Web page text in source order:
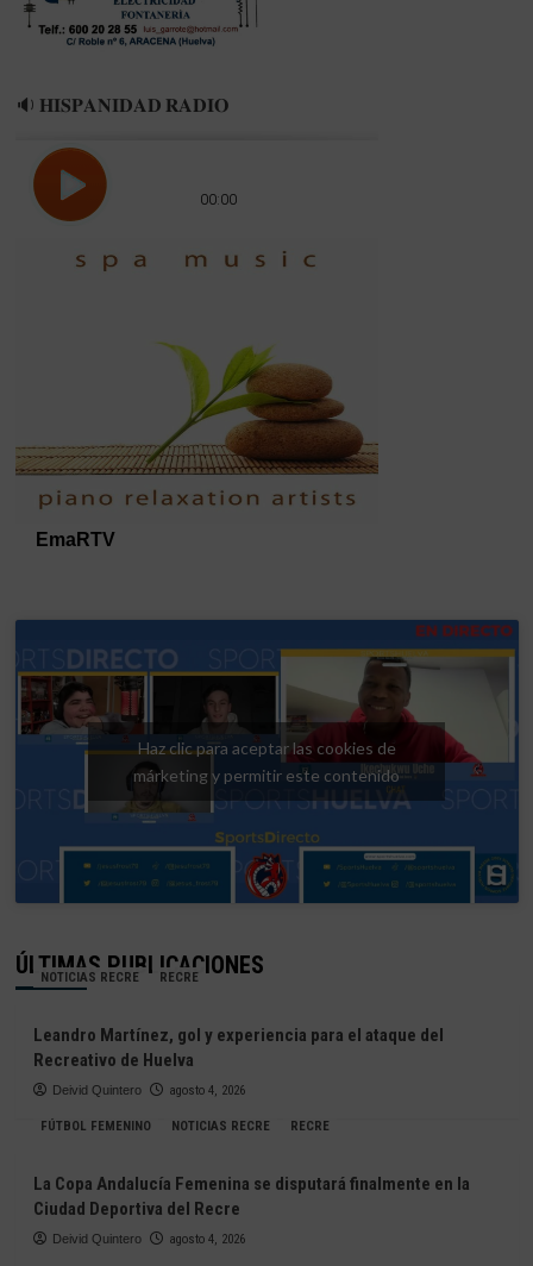
🔉 𝐇𝐈𝐒𝐏𝐀𝐍𝐈𝐃𝐀𝐃 𝐑𝐀𝐃𝐈𝐎
Haz clic para aceptar las cookies de
márketing y permitir este contenido
ÚLTIMAS PUBLICACIONES
NOTICIAS RECRE RECRE
Leandro Martínez, gol y experiencia para el ataque del
Recreativo de Huelva
Deivid Quintero agosto 4, 2026
FÚTBOL FEMENINO NOTICIAS RECRE RECRE
La Copa Andalucía Femenina se disputará finalmente en la
Ciudad Deportiva del Recre
Deivid Quintero agosto 4, 2026